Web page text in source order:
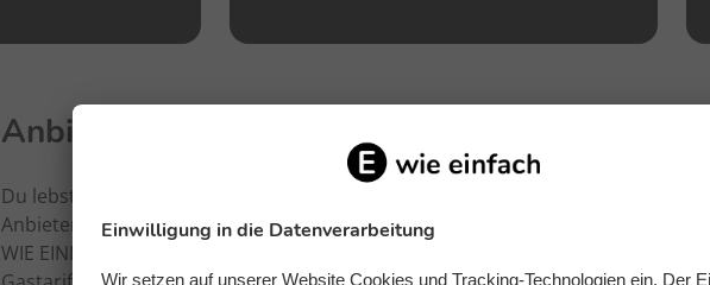
Anbieterwechsel leicht gemacht
Du lebst in Aachen und willst bei den monatlichen Nebenkosten sparen? Wie
Anbieterwechsel für die regelmäßige Gaslieferung. Günstiges Gas in Aachen
WIE EINFACH. Der Anbieterwechsel ist schnell gemacht und super einfach.